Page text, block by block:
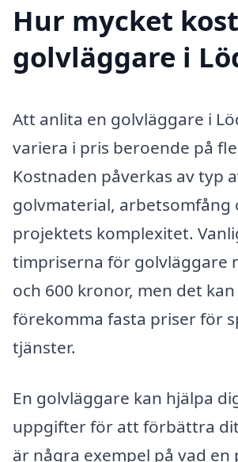
Hur mycket
golvläggare i
Att anlita en golvläggare i
variera i pris beroende på
Kostnaden påverkas av typ
golvmaterial, arbetsomfång
projektets komplexitet.
timpriserna för golvläggare
och 600 kronor, men det
förekomma fasta priser för
tjänster.
En golvläggare kan hjälpa
uppgifter för att förbättra
är några exempel på vad en